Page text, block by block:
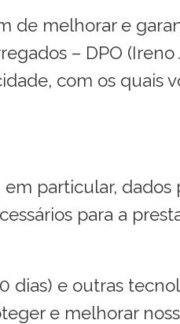
de melhorar e
– DPO (Ireno
com os quais
particular, dados
para a
dias) e outras
e melhorar